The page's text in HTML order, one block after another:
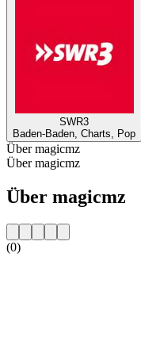
SWR3
Baden-Baden, Charts, Pop
Über magicmz
Über magicmz
Über magicmz
(0)